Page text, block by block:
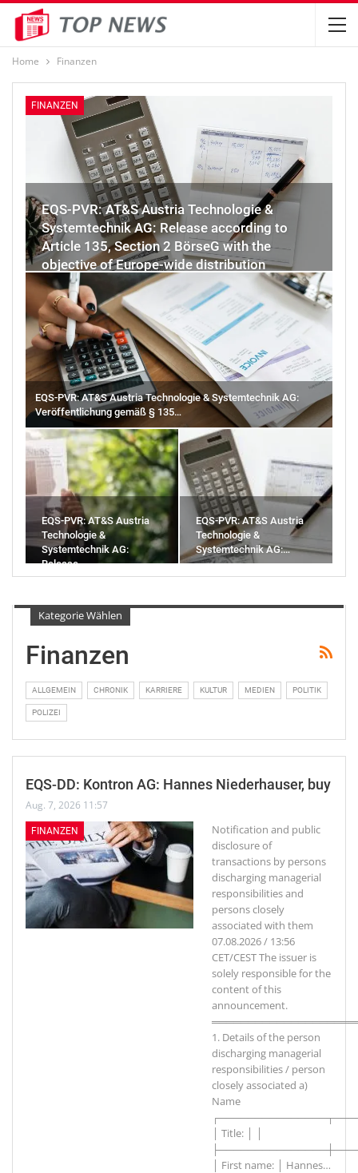
Home Finanzen
FINANZEN
EQS-PVR: AT&S Austria Technologie &
Systemtechnik AG: Release according to
Article 135, Section 2 BörseG with the
objective of Europe-wide distribution
EQS-PVR: AT&S Austria Technologie & Systemtechnik AG:
Veröffentlichung gemäß § 135…
EQS-PVR: AT&S Austria
Technologie &
Systemtechnik AG:
Release…
EQS-PVR: AT&S Austria
Technologie &
Systemtechnik AG:…
Kategorie Wählen
Finanzen
ALLGEMEIN CHRONIK KARRIERE KULTUR MEDIEN POLITIK
POLIZEI
EQS-DD: Kontron AG: Hannes Niederhauser, buy
Aug. 7, 2026 11:57
FINANZEN
Notification and public
disclosure of
transactions by persons
discharging managerial
responsibilities and
persons closely
associated with them
07.08.2026 / 13:56
CET/CEST The issuer is
solely responsible for the
content of this
announcement.
1. Details of the person
discharging managerial
responsibilities / person
closely associated a)
Name
│ Title: │ │
│ First name: │ Hannes…